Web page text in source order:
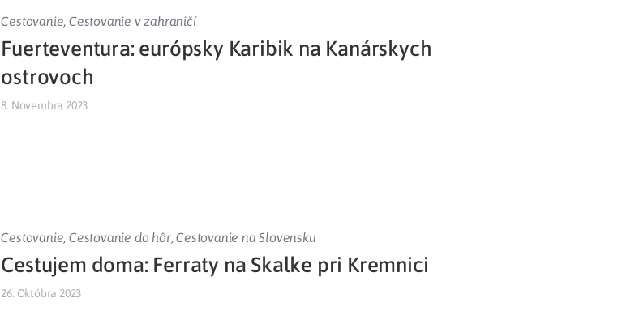
Cestovanie,Cestovanie v zahraničí
Fuerteventura: európsky Karibik na Kanárskych
ostrovoch
8. Novembra 2023
Cestovanie,Cestovanie do hôr,Cestovanie na Slovensku
Cestujem doma: Ferraty na Skalke pri Kremnici
26. Októbra 2023